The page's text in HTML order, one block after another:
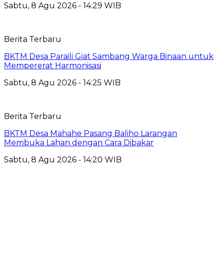
Sabtu, 8 Agu 2026 - 14:29 WIB
Berita Terbaru
BKTM Desa Paraili Giat Sambang Warga Binaan untuk
Mempererat Harmonisasi
Sabtu, 8 Agu 2026 - 14:25 WIB
Berita Terbaru
BKTM Desa Mahahe Pasang Baliho Larangan
Membuka Lahan dengan Cara Dibakar
Sabtu, 8 Agu 2026 - 14:20 WIB